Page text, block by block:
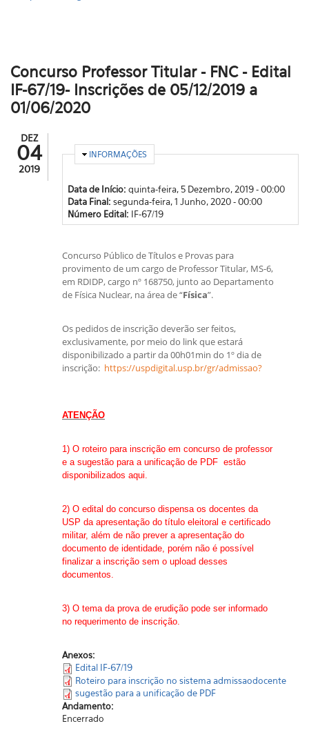
Concurso Professor Titular - FNC - Edital
IF-67/19- Inscrições de 05/12/2019 a
01/06/2020
DEZ
04
2019
OCULTAR
INFORMAÇÕES
Data de Início: quinta-feira, 5 Dezembro, 2019 - 00:00
Data Final: segunda-feira, 1 Junho, 2020 - 00:00
Número Edital: IF-67/19
Concurso Público de Títulos e Provas para
provimento de um cargo de Professor Titular, MS-6,
em RDIDP, cargo nº 168750, junto ao Departamento
de Física Nuclear, na área de “Física”.
Os pedidos de inscrição deverão ser feitos,
exclusivamente, por meio do link que estará
disponibilizado a partir da 00h01min do 1º dia de
inscrição: https://uspdigital.usp.br/gr/admissao?
ATENÇÃO
1) O roteiro para inscrição em concurso de professor
e a sugestão para a unificação de PDF estão
disponibilizados aqui.
2) O edital do concurso dispensa os docentes da
USP da apresentação do título eleitoral e certificado
militar, além de não prever a apresentação do
documento de identidade, porém não é possível
finalizar a inscrição sem o upload desses
documentos.
3) O tema da prova de erudição pode ser informado
no requerimento de inscrição.
Anexos:
Edital IF-67/19
Roteiro para inscrição no sistema admissaodocente
sugestão para a unificação de PDF
Andamento:
Encerrado